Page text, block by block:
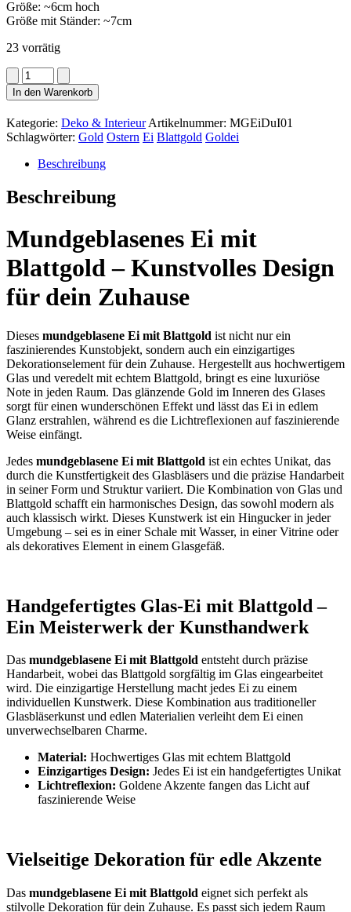
Größe: ~6cm hoch
Größe mit Ständer: ~7cm
23 vorrätig
Mundgeblasenes
Ei
mit
Goldblättchen
Menge
In den Warenkorb
Kategorie: Deko & Interieur Artikelnummer: MGEiDuI01
Schlagwörter: Gold Ostern Ei Blattgold Goldei
Beschreibung
Beschreibung
Mundgeblasenes Ei mit
Blattgold – Kunstvolles Design
für dein Zuhause
Dieses mundgeblasene Ei mit Blattgold ist nicht nur ein
faszinierendes Kunstobjekt, sondern auch ein einzigartiges
Dekorationselement für dein Zuhause. Hergestellt aus hochwertigem
Glas und veredelt mit echtem Blattgold, bringt es eine luxuriöse
Note in jeden Raum. Das glänzende Gold im Inneren des Glases
sorgt für einen wunderschönen Effekt und lässt das Ei in edlem
Glanz erstrahlen, während es die Lichtreflexionen auf faszinierende
Weise einfängt.
Jedes mundgeblasene Ei mit Blattgold ist ein echtes Unikat, das
durch die Kunstfertigkeit des Glasbläsers und die präzise Handarbeit
in seiner Form und Struktur variiert. Die Kombination von Glas und
Blattgold schafft ein harmonisches Design, das sowohl modern als
auch klassisch wirkt. Dieses Kunstwerk ist ein Hingucker in jeder
Umgebung – sei es in einer Schale mit Wasser, in einer Vitrine oder
als dekoratives Element in einem Glasgefäß.
Handgefertigtes Glas-Ei mit Blattgold –
Ein Meisterwerk der Kunsthandwerk
Das mundgeblasene Ei mit Blattgold entsteht durch präzise
Handarbeit, wobei das Blattgold sorgfältig im Glas eingearbeitet
wird. Die einzigartige Herstellung macht jedes Ei zu einem
individuellen Kunstwerk. Diese Kombination aus traditioneller
Glasbläserkunst und edlen Materialien verleiht dem Ei einen
unverwechselbaren Charme.
Material: Hochwertiges Glas mit echtem Blattgold
Einzigartiges Design: Jedes Ei ist ein handgefertigtes Unikat
Lichtreflexion: Goldene Akzente fangen das Licht auf
faszinierende Weise
Vielseitige Dekoration für edle Akzente
Das mundgeblasene Ei mit Blattgold eignet sich perfekt als
stilvolle Dekoration für dein Zuhause. Es passt sich jedem Raum